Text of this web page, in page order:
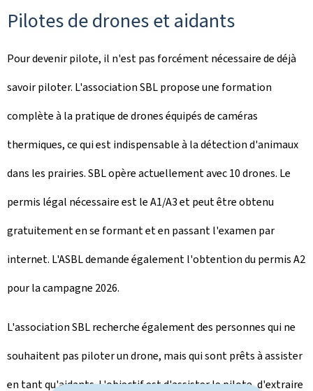
Pilotes de drones et aidants
Pour devenir pilote, il n'est pas forcément nécessaire de déjà
savoir piloter. L'association SBL propose une formation
complète à la pratique de drones équipés de caméras
thermiques, ce qui est indispensable à la détection d'animaux
dans les prairies. SBL opère actuellement avec 10 drones. Le
permis légal nécessaire est le A1/A3 et peut être obtenu
gratuitement en se formant et en passant l'examen par
internet. L'ASBL demande également l'obtention du permis A2
pour la campagne 2026.
L'association SBL recherche également des personnes qui ne
souhaitent pas piloter un drone, mais qui sont prêts à assister
en tant qu'aidants. L'objectif est d'assister le pilote, d'extraire